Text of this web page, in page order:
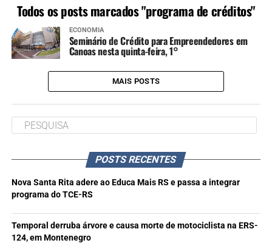
Todos os posts marcados "programa de créditos"
ECONOMIA
Seminário de Crédito para Empreendedores em
Canoas nesta quinta-feira, 1°
MAIS POSTS
POSTS RECENTES
Nova Santa Rita adere ao Educa Mais RS e passa a integrar
programa do TCE-RS
Temporal derruba árvore e causa morte de motociclista na ERS-
124, em Montenegro